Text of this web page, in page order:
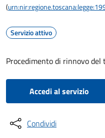
(
Servizio attivo
Procedimento di rinnovo del
Accedi al servizio
Condividi